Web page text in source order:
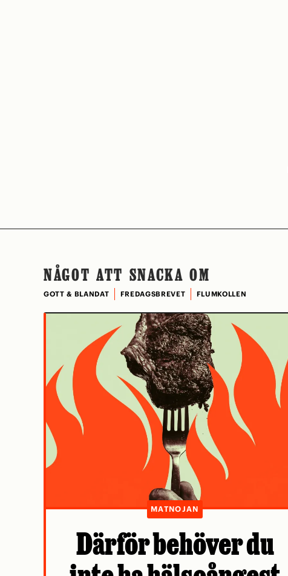
NÅGOT ATT SNACKA OM
GOTT & BLANDAT FREDAGSBREVET FLUMKOLLEN
MATNOJAN
Därför behöver du